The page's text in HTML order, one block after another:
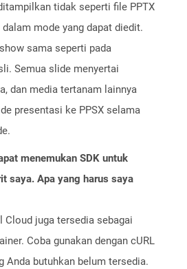
tidak seperti file PPTX
mode yang dapat diedit.
sama seperti pada
Semua slide menyertai
dan media tertanam lainnya
presentasi ke PPSX selama
menemukan SDK untuk
saya. Apa yang harus saya
Cloud juga tersedia sebagai
Coba gunakan dengan cURL
Anda butuhkan belum tersedia.